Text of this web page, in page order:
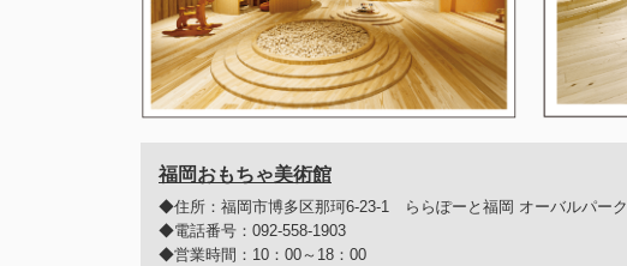
福岡おもちゃ美術館
◆住所：福岡市博多区那珂6-23-1 ららぽーと福岡 オーバルパーク
◆電話番号：092-558-1903
◆営業時間：10：00～18：00